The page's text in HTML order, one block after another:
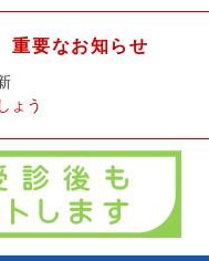
重要なお知らせ
ょう